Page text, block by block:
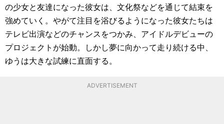
の少女と友達になった彼女は、文化祭などを通じて結束を
強めていく。やがて注目を浴びるようになった彼女たちは
テレビ出演などのチャンスをつかみ、アイドルデビューの
プロジェクトが始動。しかし夢に向かって走り続ける中、
ゆうは大きな試練に直面する。
ADVERTISEMENT